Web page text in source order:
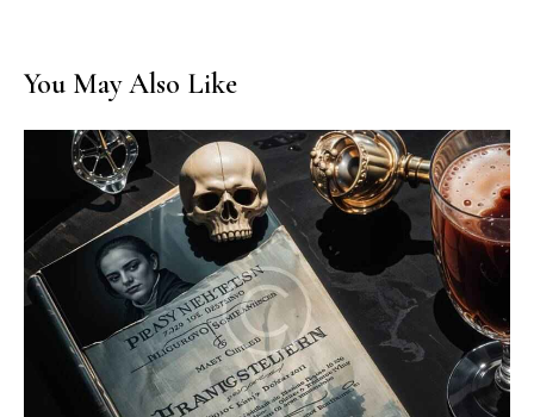
You May Also Like